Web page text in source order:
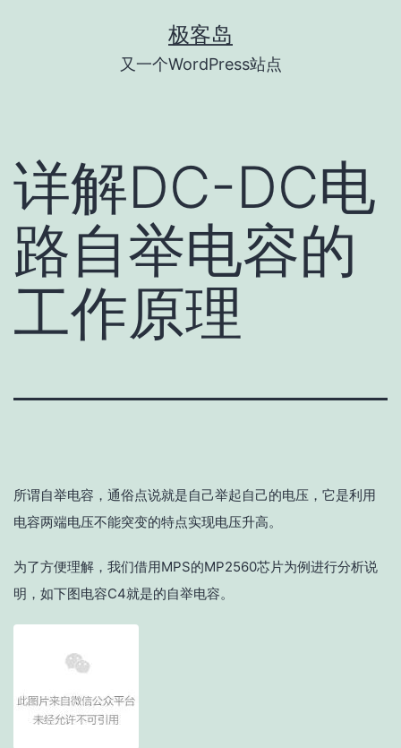
极客岛
又一个WordPress站点
详解DC-DC电
路自举电容的
工作原理
所谓自举电容，通俗点说就是自己举起自己的电压，它是利用
电容两端电压不能突变的特点实现电压升高。
为了方便理解，我们借用MPS的MP2560芯片为例进行分析说
明，如下图电容C4就是的自举电容。